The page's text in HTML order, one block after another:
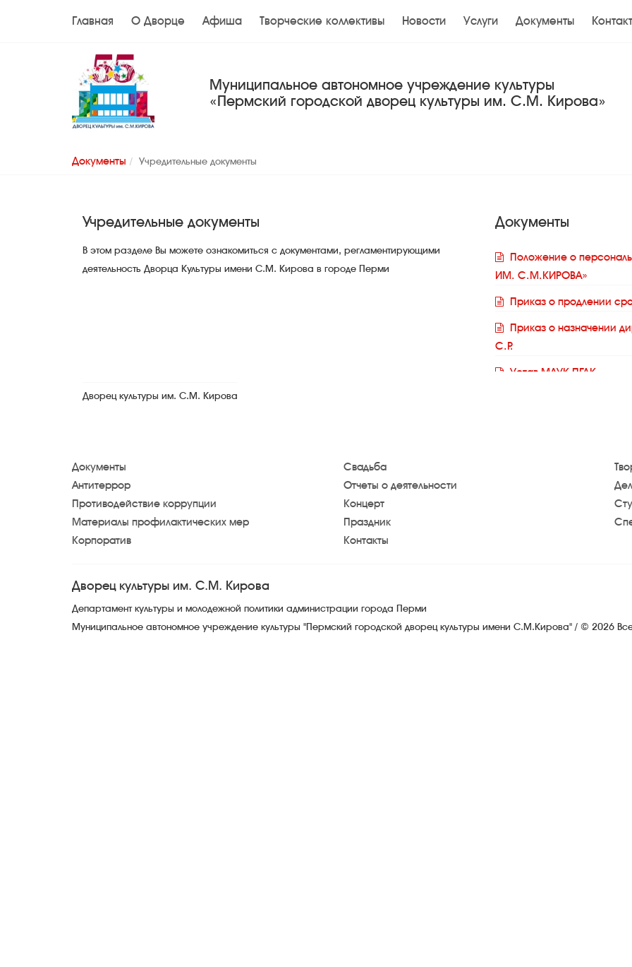
Муниципальное автономное учреждение культуры
«Пермский городской дворец культуры им. С.М. Кирова»
Главная О Дворце Афиша Творческие коллективы Новости Услуги Документы
Документы Учредительные документы
Учредительные документы
В этом разделе Вы можете ознакомиться с документами, регламентирующими
деятельность Дворца Культуры имени С.М. Кирова в городе Перми
Дворец культуры им. С.М. Кирова
Документы
Положение о
ИМ. С.М.КИРОВА»
Приказ о продлении
Приказ о назначении
С.Р.
Устав МАУК ПГДК
Приказ о создании
Приказ о внесении
Постановление о
Документы
Антитеррор
Противодействие коррупции
Материалы профилактических мер
Корпоратив
Свадьба
Отчеты о деятельности
Концерт
Праздник
Контакты
Дворец культуры им. С.М. Кирова
Департамент культуры и молодежной политики администрации города Перми
Муниципальное автономное учреждение культуры "Пермский городской дворец культуры имени С.М.Кирова" / © 2026